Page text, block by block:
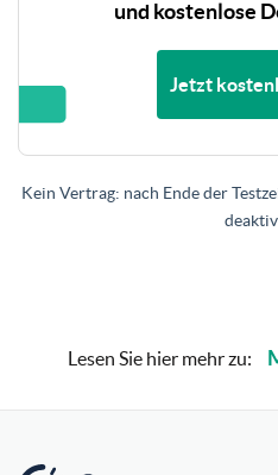
und kostenlose
Jetzt
Kein Vertrag: nach Ende der
Lesen Sie hier mehr zu: